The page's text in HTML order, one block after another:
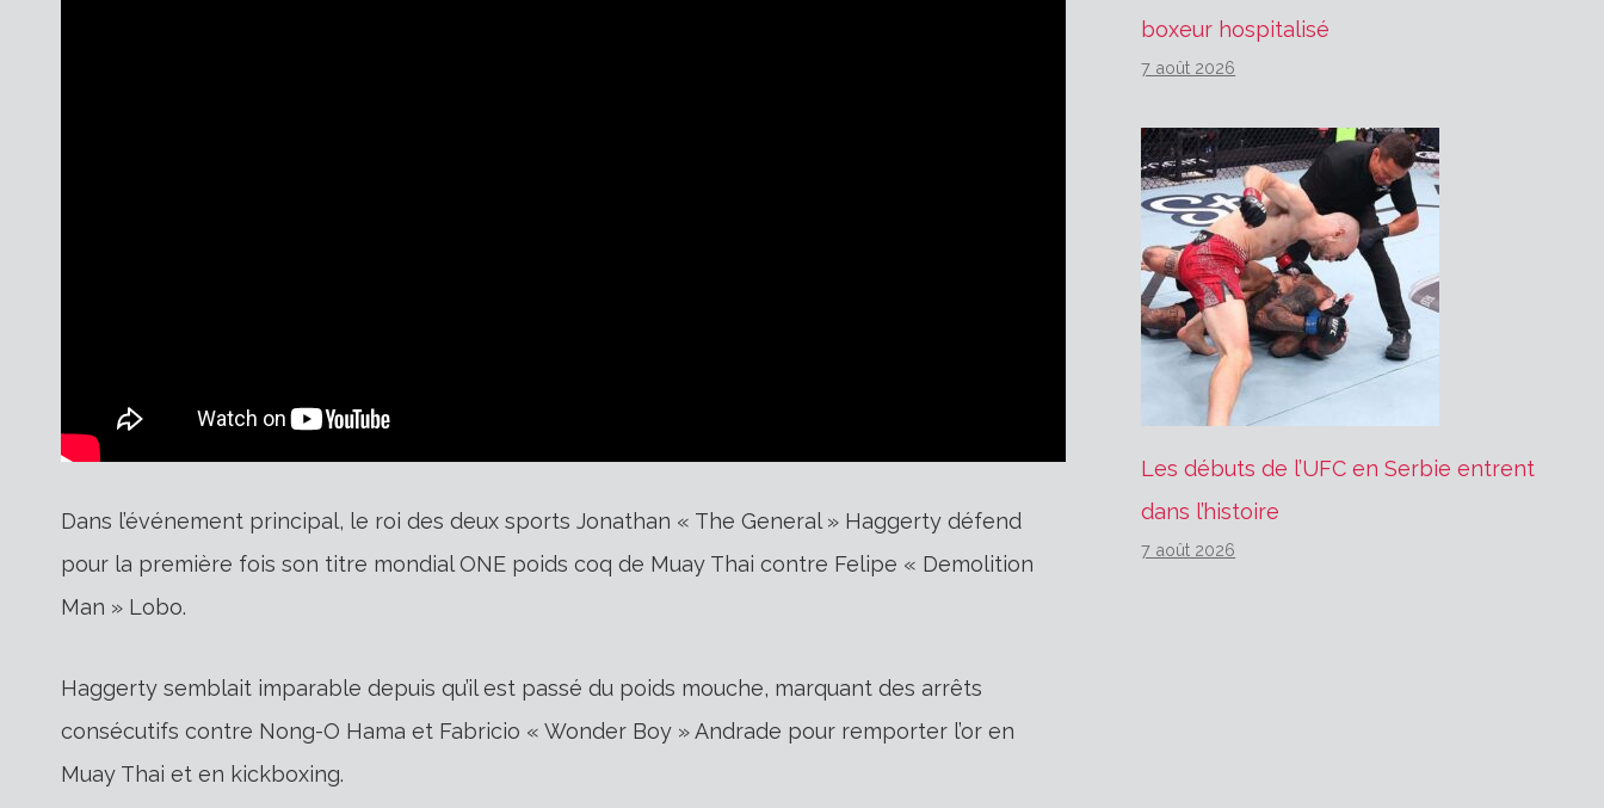
Dans l’événement principal, le roi des deux sports Jonathan « The General » Haggerty défend
pour la première fois son titre mondial ONE poids coq de Muay Thai contre Felipe « Demolition
Man » Lobo.
Haggerty semblait imparable depuis qu’il est passé du poids mouche, marquant des arrêts
consécutifs contre Nong-O Hama et Fabricio « Wonder Boy » Andrade pour remporter l’or en
Muay Thai et en kickboxing.
boxeur hospitalisé
7 août 2026
Les débuts de l’UFC en Serbie entrent
dans l’histoire
7 août 2026